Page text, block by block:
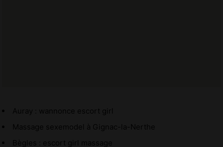
Auray : wannonce escort girl
Massage sexemodel à Gignac-la-Nerthe
Bègles : escort girl massage